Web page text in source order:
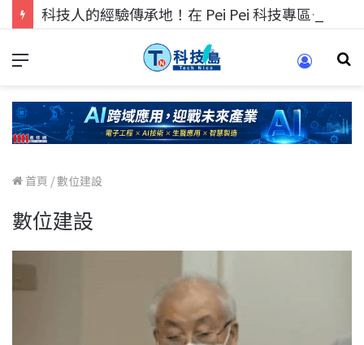
科技人的經驗傳承地！在 Pei Pei 科技專區，與學弟妹交流最硬核的技術
首頁 /數位建設
數位建設